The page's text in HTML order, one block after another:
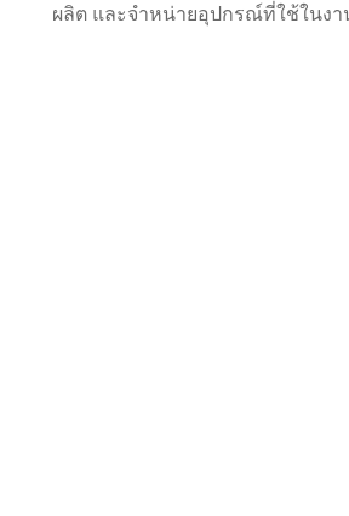
ผลิต และจำหน่ายอุปกรณ์ที่ใช้ในง